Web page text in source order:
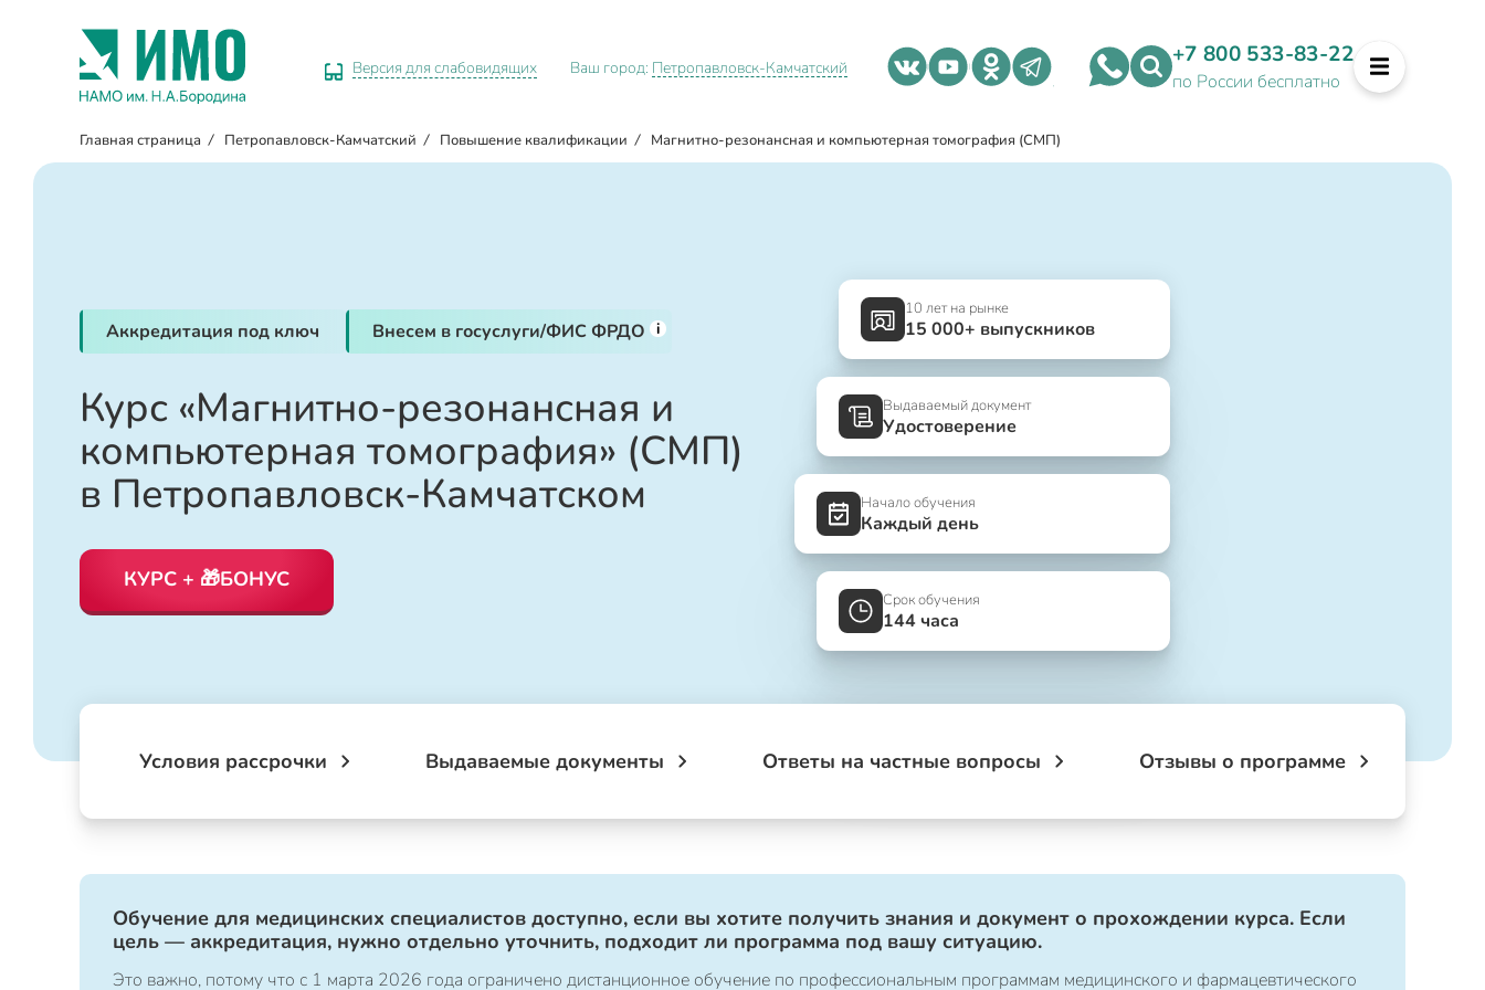
Версия для слабовидящих Ваш город: Петропавловск-Камчатский +7 800 533-83-22
по России бесплатно
Главная страница / Петропавловск-Камчатский / Повышение квалификации / Магнитно-резонансная и компьютерная томография (СМП)
Аккредитация под ключ Внесем в госуслуги/ФИС ФРДО i
Курс «Магнитно-резонансная и
компьютерная томография» (СМП)
в Петропавловск-Камчатском
КУРС + 🎁БОНУС
10 лет на рынке
15 000+ выпускников
Выдаваемый документ
Удостоверение
Начало обучения
Каждый день
Срок обучения
144 часа
Условия рассрочки Выдаваемые документы Ответы на частные вопросы Отзывы о программе
Обучение для медицинских специалистов доступно, если вы хотите получить знания и документ о прохождении курса. Если
цель — аккредитация, нужно отдельно уточнить, подходит ли программа под вашу ситуацию.
Это важно, потому что с 1 марта 2026 года ограничено дистанционное обучение по профессиональным программам медицинского и фармацевтического